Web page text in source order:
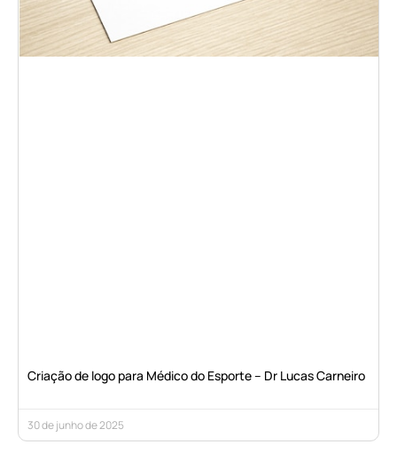
Criação de logo para Médico do Esporte – Dr Lucas Carneiro
30 de junho de 2025